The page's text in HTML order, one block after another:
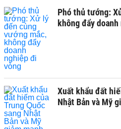
Phó thủ tướng:
không đẩy
Xuất khẩu đất
Nhật Bản và Mỹ